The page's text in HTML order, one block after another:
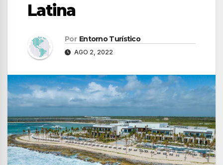
Latina
Por Entorno Turístico
AGO 2, 2022